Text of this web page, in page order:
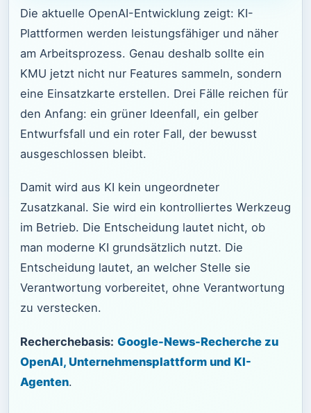
Die aktuelle OpenAI-Entwicklung zeigt: KI-
Plattformen werden leistungsfähiger und näher
am Arbeitsprozess. Genau deshalb sollte ein
KMU jetzt nicht nur Features sammeln, sondern
eine Einsatzkarte erstellen. Drei Fälle reichen für
den Anfang: ein grüner Ideenfall, ein gelber
Entwurfsfall und ein roter Fall, der bewusst
ausgeschlossen bleibt.
Damit wird aus KI kein ungeordneter
Zusatzkanal. Sie wird ein kontrolliertes Werkzeug
im Betrieb. Die Entscheidung lautet nicht, ob
man moderne KI grundsätzlich nutzt. Die
Entscheidung lautet, an welcher Stelle sie
Verantwortung vorbereitet, ohne Verantwortung
zu verstecken.
Recherchebasis: Google-News-Recherche zu
OpenAI, Unternehmensplattform und KI-
Agenten.